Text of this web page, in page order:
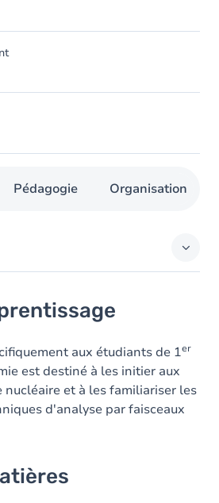
Pédagogie Organisation
aux étudiants de 1er
est destiné à les initier aux
nucléaire et à les familiariser les
d'analyse par faisceaux